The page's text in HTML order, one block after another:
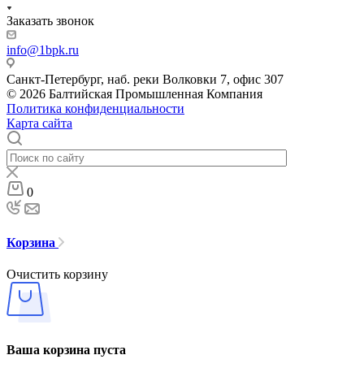
Заказать звонок
info@1bpk.ru
Санкт-Петербург, наб. реки Волковки 7, офис 307
© 2026 Балтийская Промышленная Компания
Политика конфиденциальности
Карта сайта
0
Корзина
Очистить корзину
Ваша корзина пуста